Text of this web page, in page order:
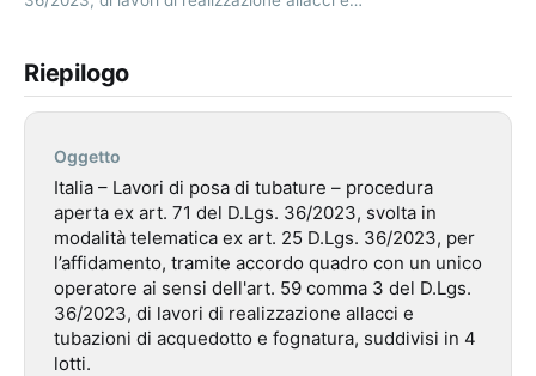
Riepilogo
Oggetto
Italia – Lavori di posa di tubature – procedura
aperta ex art. 71 del D.Lgs. 36/2023, svolta in
modalità telematica ex art. 25 D.Lgs. 36/2023, per
l’affidamento, tramite accordo quadro con un unico
operatore ai sensi dell'art. 59 comma 3 del D.Lgs.
36/2023, di lavori di realizzazione allacci e
tubazioni di acquedotto e fognatura, suddivisi in 4
lotti.